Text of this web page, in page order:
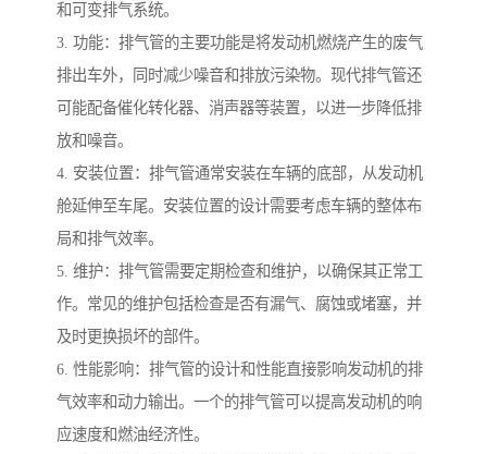
和可变排气系统。
3. 功能：排气管的主要功能是将发动机燃烧产生的废气
排出车外，同时减少噪音和排放污染物。现代排气管还
可能配备催化转化器、消声器等装置，以进一步降低排
放和噪音。
4. 安装位置：排气管通常安装在车辆的底部，从发动机
舱延伸至车尾。安装位置的设计需要考虑车辆的整体布
局和排气效率。
5. 维护：排气管需要定期检查和维护，以确保其正常工
作。常见的维护包括检查是否有漏气、腐蚀或堵塞，并
及时更换损坏的部件。
6. 性能影响：排气管的设计和性能直接影响发动机的排
气效率和动力输出。一个的排气管可以提高发动机的响
应速度和燃油经济性。